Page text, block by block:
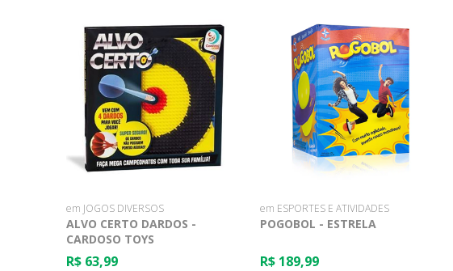
em JOGOS DIVERSOS
ALVO CERTO DARDOS -
CARDOSO TOYS
R$ 63,99
em ESPORTES E ATIVIDADES
POGOBOL - ESTRELA
R$ 189,99